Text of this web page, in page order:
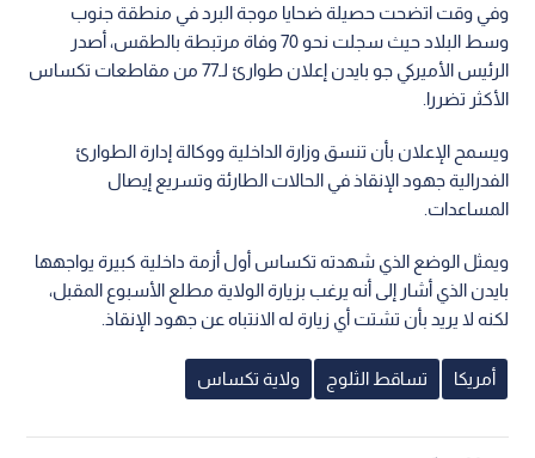
وفي وقت اتضحت حصيلة ضحايا موجة البرد في منطقة جنوب
وسط البلاد حيث سجلت نحو 70 وفاة مرتبطة بالطقس، أصدر
الرئيس الأميركي جو بايدن إعلان طوارئ لـ77 من مقاطعات تكساس
الأكثر تضررا.
ويسمح الإعلان بأن تنسق وزارة الداخلية ووكالة إدارة الطوارئ
الفدرالية جهود الإنقاذ في الحالات الطارئة وتسريع إيصال
المساعدات.
ويمثل الوضع الذي شهدته تكساس أول أزمة داخلية كبيرة يواجهها
بايدن الذي أشار إلى أنه يرغب بزيارة الولاية مطلع الأسبوع المقبل،
لكنه لا يريد بأن تشتت أي زيارة له الانتباه عن جهود الإنقاذ.
أمريكا تساقط الثلوج ولاية تكساس